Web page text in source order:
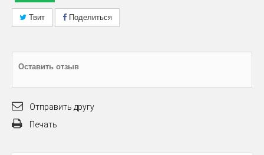
Твит Поделиться
Оставить отзыв
Отправить другу
Печать